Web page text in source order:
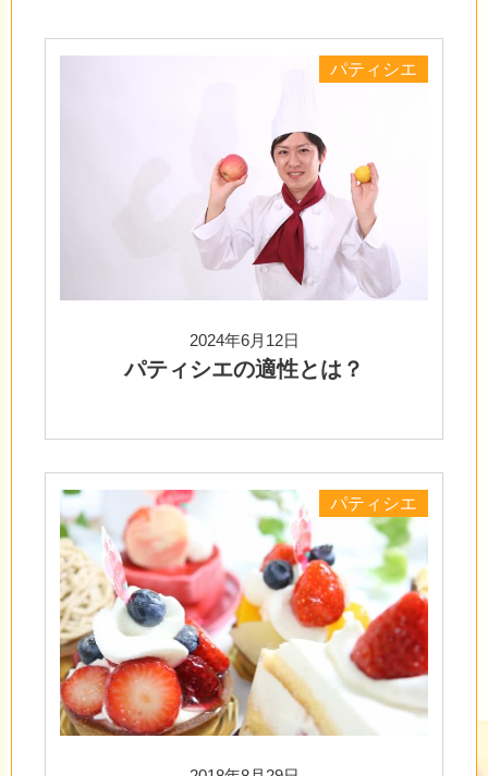
パティシエ
2024年6月12日
パティシエの適性とは？
パティシエ